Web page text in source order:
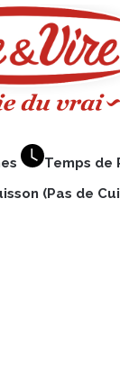
Temps de
(Pas de